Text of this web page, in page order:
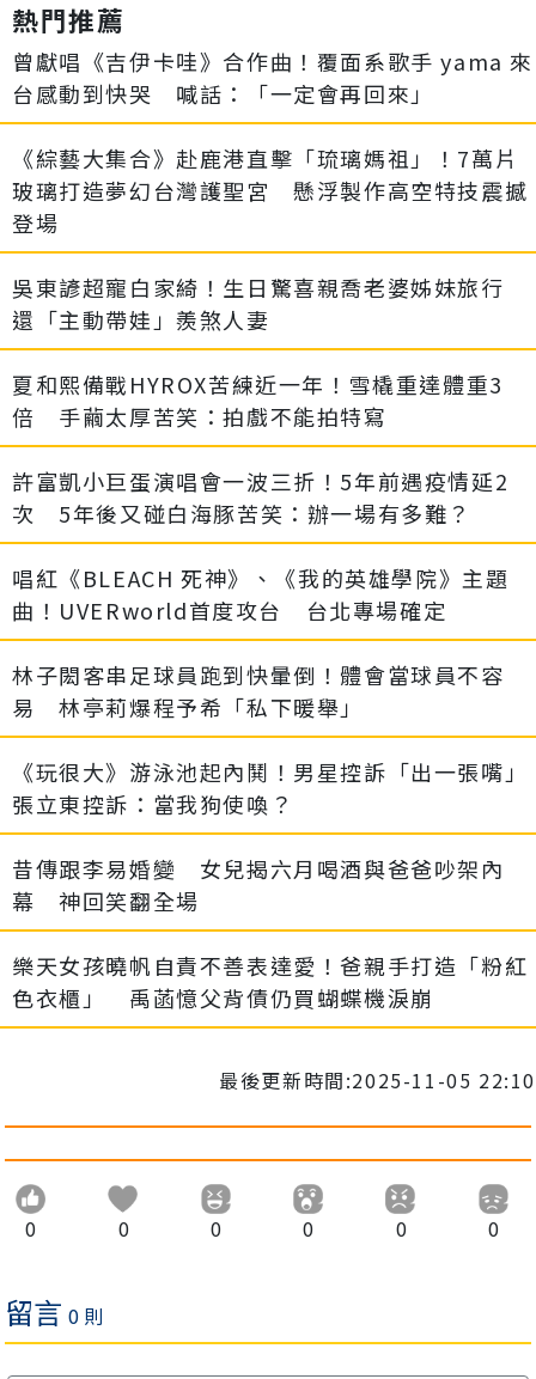
熱門推薦
曾獻唱《吉伊卡哇》合作曲！覆面系歌手 yama 來
台感動到快哭 喊話：「一定會再回來」
《綜藝大集合》赴鹿港直擊「琉璃媽祖」！7萬片
玻璃打造夢幻台灣護聖宮 懸浮製作高空特技震撼
登場
吳東諺超寵白家綺！生日驚喜親喬老婆姊妹旅行
還「主動帶娃」羨煞人妻
夏和熙備戰HYROX苦練近一年！雪橇重達體重3
倍 手繭太厚苦笑：拍戲不能拍特寫
許富凱小巨蛋演唱會一波三折！5年前遇疫情延2
次 5年後又碰白海豚苦笑：辦一場有多難？
唱紅《BLEACH 死神》、《我的英雄學院》主題
曲！UVERworld首度攻台 台北專場確定
林子閎客串足球員跑到快暈倒！體會當球員不容
易 林亭莉爆程予希「私下暖舉」
《玩很大》游泳池起內鬨！男星控訴「出一張嘴」
張立東控訴：當我狗使喚？
昔傳跟李易婚變 女兒揭六月喝酒與爸爸吵架內
幕 神回笑翻全場
樂天女孩曉帆自責不善表達愛！爸親手打造「粉紅
色衣櫃」 禹菡憶父背債仍買蝴蝶機淚崩
最後更新時間:2025-11-05 22:10
0 0 0 0 0 0